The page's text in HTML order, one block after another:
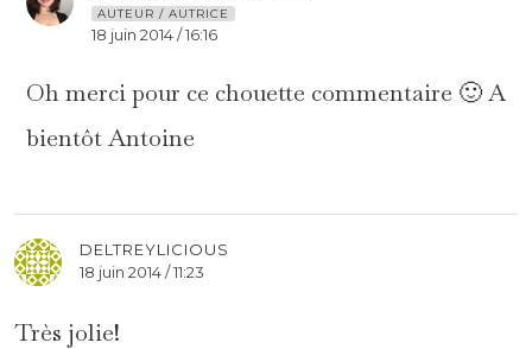
AUTEUR / AUTRICE
18 juin 2014 / 16:16
Oh merci pour ce chouette commentaire 🙂 A
bientôt Antoine
DELTREYLICIOUS
18 juin 2014 / 11:23
Très jolie!